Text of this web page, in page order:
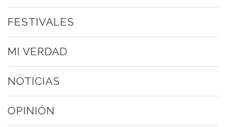
FESTIVALES
MI VERDAD
NOTICIAS
OPINIÓN